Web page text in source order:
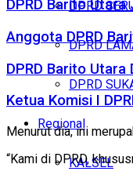
DPRD
DPRD
DPRD
Regional
KALSEL
DPRD Barito
Anggota DPRD
DPRD Barito
Ketua Komisi I
Menurut dia, ini
“Kami di DPRD,